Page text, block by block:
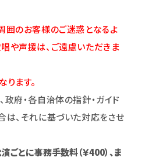
囲のお客様のご迷惑となるよ
や声援は、ご遠慮いただきま
ます。
府・各自治体の指針・ガイド
は、それに基づいた対応をさせ
とに事務手数料（￥400）、ま